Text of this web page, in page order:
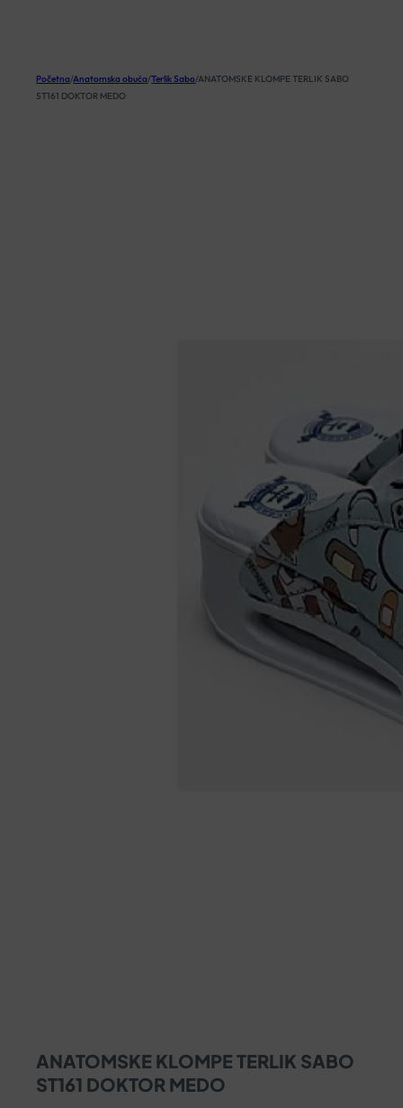
Početna/Anatomska obuća/Terlik Sabo/ANATOMSKE KLOMPE TERLIK SABO
ST161 DOKTOR MEDO
ANATOMSKE KLOMPE TERLIK SABO
ST161 DOKTOR MEDO